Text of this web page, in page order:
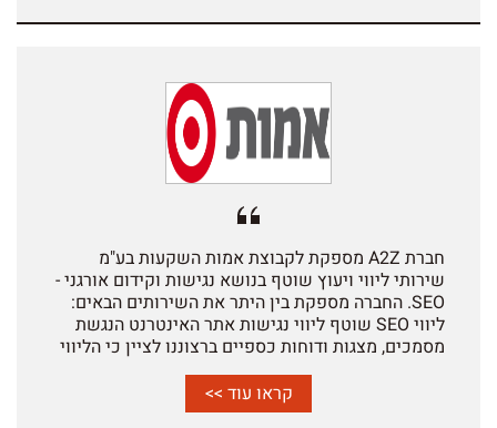
חברת A2Z מספקת לקבוצת אמות השקעות בע"מ
שירותי ליווי ויעוץ שוטף בנושא נגישות וקידום אורגני -
SEO. החברה מספקת בין היתר את השירותים הבאים:
ליווי SEO שוטף ליווי נגישות אתר האינטרנט הנגשת
מסמכים, מצגות ודוחות כספיים ברצוננו לציין כי הליווי
וכלל המשימות מבוצעות לשביעות רצוננו הן מבחינת
איכות העבודה והן מבחינת ההשקעה והתמיכה הטובה
לאורך כל הדרך. חברת A2Z מתנהלת בצורה מקצועית,
קראו עוד >>